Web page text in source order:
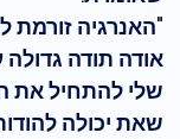
"האנרגיה
אודה תודה
שאת יכולה